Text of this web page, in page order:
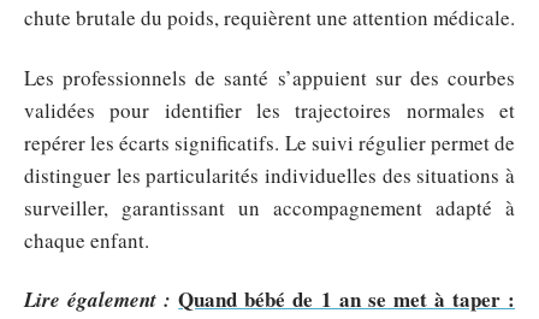
chute brutale du poids, requièrent une attention médicale.
Les professionnels de santé s’appuient sur des courbes
validées pour identifier les trajectoires normales et
repérer les écarts significatifs. Le suivi régulier permet de
distinguer les particularités individuelles des situations à
surveiller, garantissant un accompagnement adapté à
chaque enfant.
Lire également : Quand bébé de 1 an se met à taper :